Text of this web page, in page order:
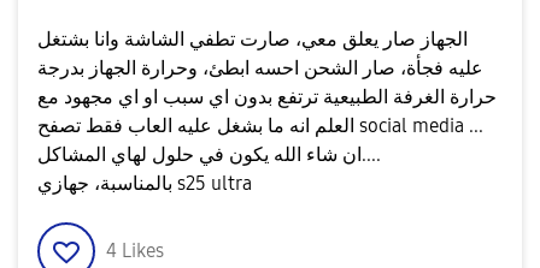
الجهاز صار يعلق معي، صارت تطفي الشاشة وانا بشتغل
عليه فجأة، صار الشحن احسه ابطئ، وحرارة الجهاز بدرجة
حرارة الغرفة الطبيعية ترتفع بدون اي سبب او اي مجهود مع
العلم انه ما بشغل عليه العاب فقط تصفح social media ...
ان شاء الله يكون في حلول لهاي المشاكل....
بالمناسبة، جهازي s25 ultra
4 Likes